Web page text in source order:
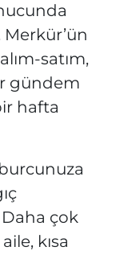
Merkür’ün
satım,
gündem
hafta
çok
kısa